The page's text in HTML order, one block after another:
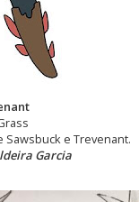
e Trevenant.
Garcia